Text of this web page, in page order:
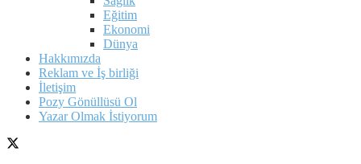
Eğitim
Ekonomi
Dünya
Hakkımızda
Reklam ve İş birliği
İletişim
Pozy Gönüllüsü Ol
Yazar Olmak İstiyorum